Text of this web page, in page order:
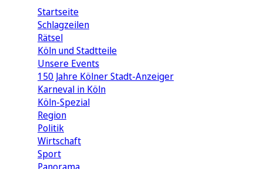
Startseite
Schlagzeilen
Rätsel
Köln und Stadtteile
Unsere Events
150 Jahre Kölner Stadt-Anzeiger
Karneval in Köln
Köln-Spezial
Region
Politik
Wirtschaft
Sport